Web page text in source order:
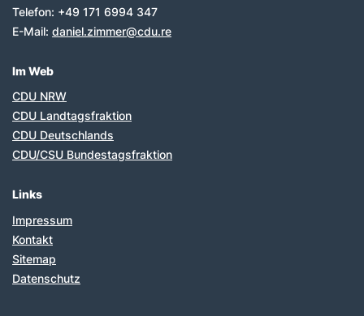
Telefon: +49 171 6994 347
E-Mail: daniel.zimmer@cdu.re
Im Web
CDU NRW
CDU Landtagsfraktion
CDU Deutschlands
CDU/CSU Bundestagsfraktion
Links
Impressum
Kontakt
Sitemap
Datenschutz